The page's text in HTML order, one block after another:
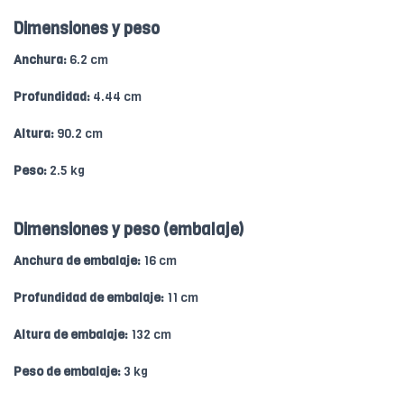
Dimensiones y peso
Anchura: 6.2 cm
Profundidad: 4.44 cm
Altura: 90.2 cm
Peso: 2.5 kg
Dimensiones y peso (embalaje)
Anchura de embalaje: 16 cm
Profundidad de embalaje: 11 cm
Altura de embalaje: 132 cm
Peso de embalaje: 3 kg